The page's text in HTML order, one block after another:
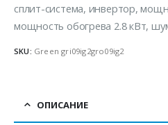
сплит-система, инвертор,
мощность обогрева 2.8 кВт,
SKU: Green gri09ig2gro09ig2
ОПИСАНИЕ